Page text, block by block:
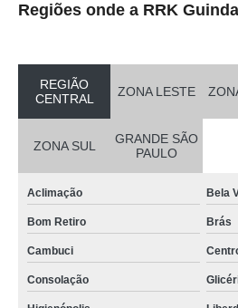
Regiões onde a RRK
REGIÃO
CENTRAL
ZONA LESTE
ZONA SUL
GRANDE SÃO
PAULO
Aclimação Bela
Bom Retiro Brás
Cambuci
Consolação